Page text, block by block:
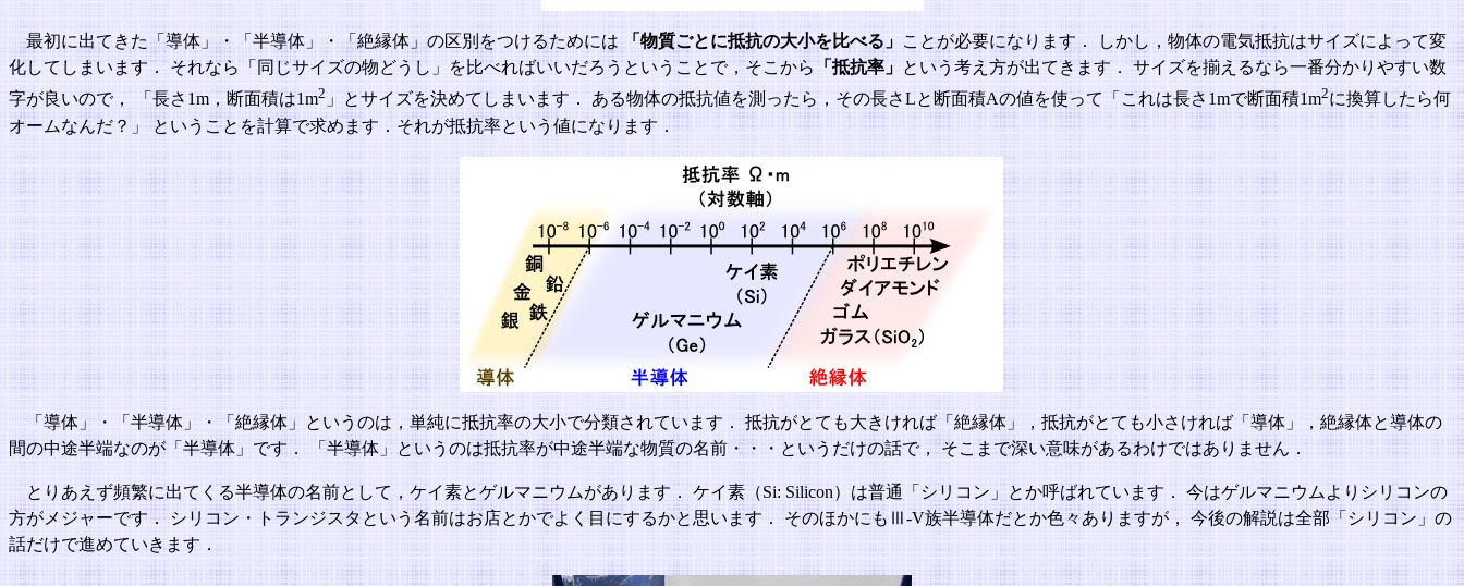
最初に出てきた「導体」・「半導体」・「絶縁体」の区別をつけるためには 「物質ごとに抵抗の大小を比べる」 ことが必要になります． しかし，物体の電気抵抗はサイズによって変
化してしまいます． それなら「同じサイズの物どうし」を比べればいいだろうということで，そこから「抵抗率」 という考え方が出てきます． サイズを揃えるなら一番分かりやすい数
字が良いので， 「長さ1m，断面積は1m2 」とサイズを決めてしまいます． ある物体の抵抗値を測ったら，その長さLと断面積Aの値を使って「これは長さ1mで断面積1m2に換算したら何
オームなんだ？」 ということを計算で求めます．それが抵抗率という値になります．
「導体」・「半導体」・「絶縁体」というのは，単純に抵抗率の大小で分類されています． 抵抗がとても大きければ「絶縁体」，抵抗がとても小さければ「導体」，絶縁体と導体の
間の中途半端なのが「半導体」です． 「半導体」というのは抵抗率が中途半端な物質の名前・・・というだけの話で， そこまで深い意味があるわけではありません．
とりあえず頻繁に出てくる半導体の名前として，ケイ素とゲルマニウムがあります． ケイ素（Si: Silicon）は普通「シリコン」とか呼ばれています． 今はゲルマニウムよりシリコンの
方がメジャーです． シリコン・トランジスタという名前はお店とかでよく目にするかと思います． そのほかにもⅢ-V族半導体だとか色々ありますが， 今後の解説は全部「シリコン」の
話だけで進めていきます．